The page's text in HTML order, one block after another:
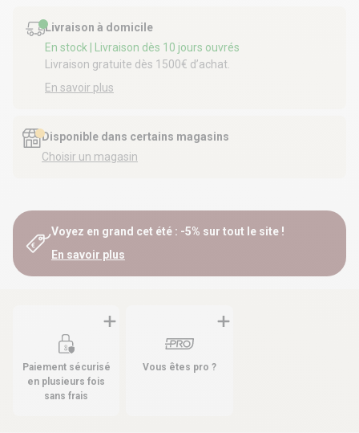
Livraison à domicile
En stock
| Livraison dès 10 jours ouvrés
Livraison gratuite dès 1500€ d’achat.
En savoir plus
Disponible dans certains magasins
Choisir un magasin
Voyez en grand cet été : -5% sur tout le site !
En savoir plus
Paiement sécurisé
en plusieurs fois
sans frais
Vous êtes pro ?